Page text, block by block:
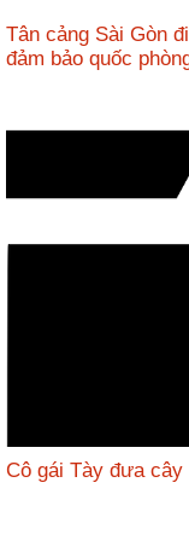
Tân cảng Sài Gòn
đảm bảo quốc
Cô gái Tày đưa